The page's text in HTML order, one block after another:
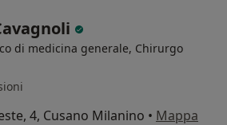
di medicina generale, Chirurgo
4, Cusano Milanino • Mappa